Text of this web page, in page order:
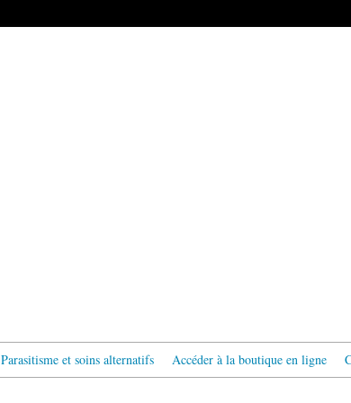
Parasitisme et soins alternatifs Accéder à la boutique en ligne